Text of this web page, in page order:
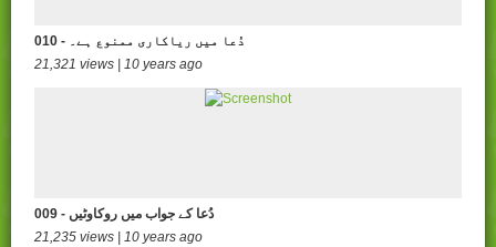
010 - دُعا میں ریاکاری ممنوع ہے۔
21,321 views | 10 years ago
009 - دُعا کے جواب میں روکاوٹیں
21,235 views | 10 years ago